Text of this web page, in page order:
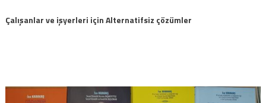
Çalışanlar ve işyerleri için Alternatifsiz çözümler